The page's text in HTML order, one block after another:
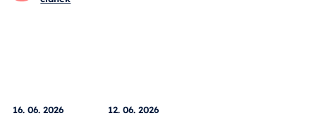
16. 06. 2026 12. 06. 2026